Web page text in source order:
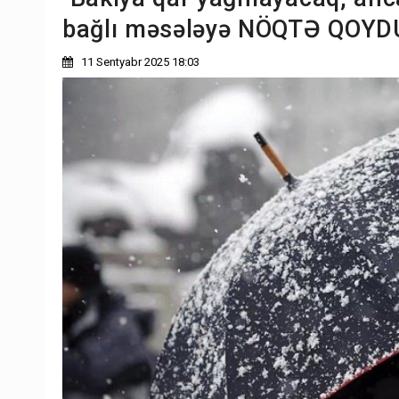
bağlı məsələyə NÖQTƏ
11 Sentyabr 2025 18:03